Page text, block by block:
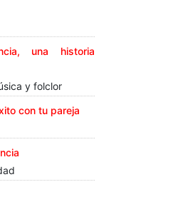
una historia
y folclor
con tu pareja